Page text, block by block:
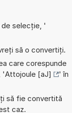
selecție, '
să o convertiți.
care corespunde
'Attojoule [aJ]
' în
să fie convertită
caz.